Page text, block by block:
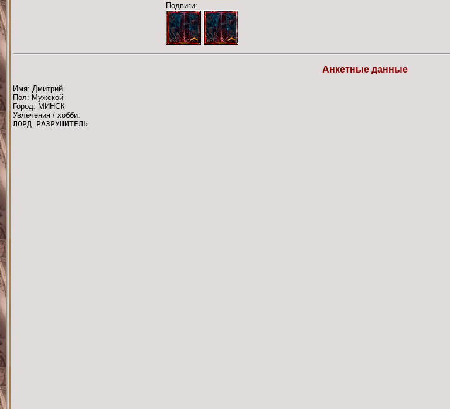
Подвиги:
Анкетные данные
Имя: Дмитрий
Пол: Мужской
Город: МИНСК
Увлечения / хобби:
ЛОРД РАЗРУШИТЕЛЬ